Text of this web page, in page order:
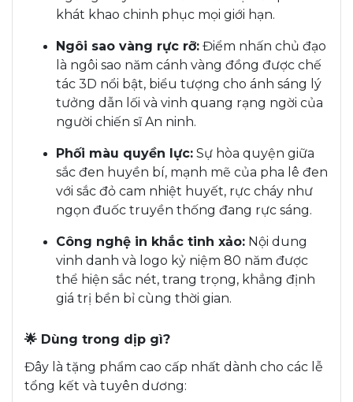
khát khao chinh phục mọi giới hạn.
Ngôi sao vàng rực rỡ: Điểm nhấn chủ đạo
là ngôi sao năm cánh vàng đồng được chế
tác 3D nổi bật, biểu tượng cho ánh sáng lý
tưởng dẫn lối và vinh quang rạng ngời của
người chiến sĩ An ninh.
Phối màu quyền lực: Sự hòa quyện giữa
sắc đen huyền bí, mạnh mẽ của pha lê đen
với sắc đỏ cam nhiệt huyết, rực cháy như
ngọn đuốc truyền thống đang rực sáng.
Công nghệ in khắc tinh xảo: Nội dung
vinh danh và logo kỷ niệm 80 năm được
thể hiện sắc nét, trang trọng, khẳng định
giá trị bền bỉ cùng thời gian.
🌟 Dùng trong dịp gì?
Đây là tặng phẩm cao cấp nhất dành cho các lễ
tổng kết và tuyên dương: